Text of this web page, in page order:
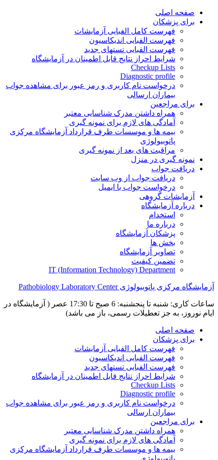
Skip
صفحه اصلی
برای پزشکان
فهرست کامل الفبایی آزمایشات
فهرست الفبایی اندیکاسیون
فهرست الفبایی تستهای جدید
شرایط احراز نتایج قابل اطمینان در آزمایشگاه
Checkup Lists
Diagnostic profile
درخواست نام کاربری و رمز عبور برای مشاهده جواب
بیماران ارسالی
برای مراجعین
همراه داشتن مدرک شناسایی معتبر
آمادگی های لازم برای نمونه گیری
بیمه ها و موسسات طرف قرارداد آزمایشگاه مرکزی
پاتوبیولوژی
مراقبت های بعد از نمونه گیری
نمونه گیری در منزل
دریافت جواب
دریافت جواب از وب سایت
درخواست جواب با ایمیل
آزمایشات گروهی
درباره آزمایشگاه
استخدام
درباره ما
پزشکان آزمایشگاه
بخش ها
تصاویر آزمایشگاه
تضمین کیفیت
IT (Information Technology) Department
آزمایشگاه مرکزی پاتوبیولوژی Pathobiology Laboratory Center
ساعات کاری: شنبه تا پنجشنبه: 6 صبح تا 17:30 عصر ( آزمایشگاه در
ایام نوروز، به جز تعطیلات رسمی، باز می باشد)
صفحه اصلی
برای پزشکان
فهرست کامل الفبایی آزمایشات
فهرست الفبایی اندیکاسیون
فهرست الفبایی تستهای جدید
شرایط احراز نتایج قابل اطمینان در آزمایشگاه
Checkup Lists
Diagnostic profile
درخواست نام کاربری و رمز عبور برای مشاهده جواب
بیماران ارسالی
برای مراجعین
همراه داشتن مدرک شناسایی معتبر
آمادگی های لازم برای نمونه گیری
بیمه ها و موسسات طرف قرارداد آزمایشگاه مرکزی
پاتوبیولوژی